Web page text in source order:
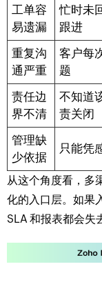
工单容
易遗漏
忙时未
跟进
重复沟
通严重
客户每
题
责任边
界不清
不知道
责关闭
管理缺
少依据
只能凭
从这个角度看，多
化的入口层。如果
SLA 和报表都会失